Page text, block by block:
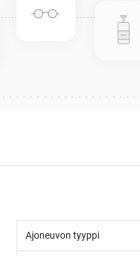
Ajoneuvon tyyppi